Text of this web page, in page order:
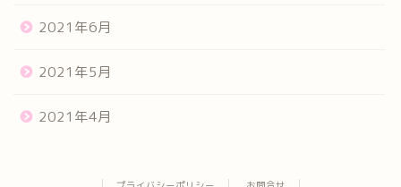
2021年6月
2021年5月
2021年4月